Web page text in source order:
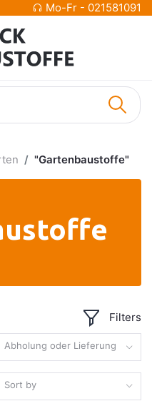
Mo-Fr - 021581091
"Gartenbaustoffe"
Filters
Abholung oder Lieferung
Sort by